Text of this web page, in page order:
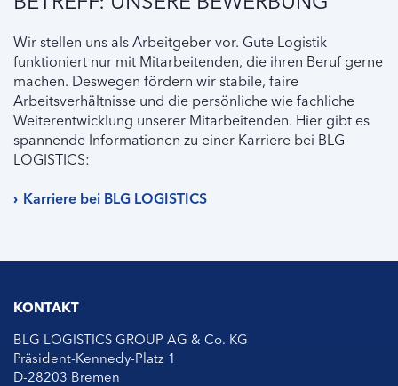
Wir stellen uns als Arbeitgeber vor. Gute Logistik
funktioniert nur mit Mitarbeitenden, die ihren Beruf gerne
machen. Deswegen fördern wir stabile, faire
Arbeitsverhältnisse und die persönliche wie fachliche
Weiterentwicklung unserer Mitarbeitenden. Hier gibt es
spannende Informationen zu einer Karriere bei BLG
LOGISTICS:
Karriere bei BLG LOGISTICS
KONTAKT
BLG LOGISTICS GROUP AG & Co. KG
Präsident-Kennedy-Platz 1
D-28203 Bremen